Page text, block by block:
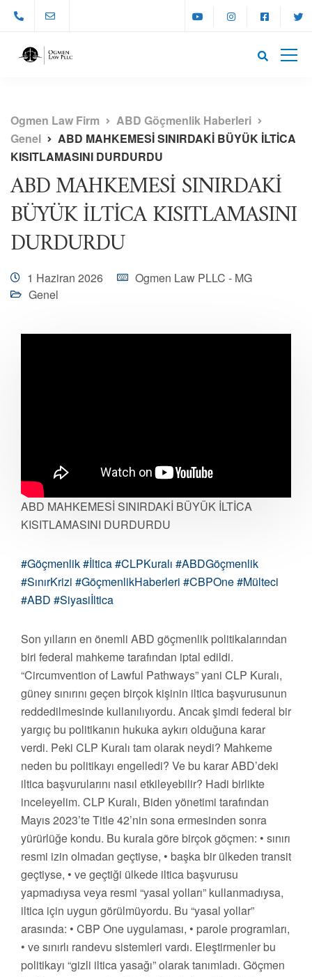
Ogmen Law Firm
ABD Göçmenlik Haberleri
Genel
ABD MAHKEMESİ SINIRDAKİ BÜYÜK İLTİCA
KISITLAMASINI DURDURDU
ABD MAHKEMESİ SINIRDAKİ
BÜYÜK İLTİCA KISITLAMASINI
DURDURDU
1 Haziran 2026
Ogmen Law PLLC - MG
Genel
ABD MAHKEMESİ SINIRDAKİ BÜYÜK İLTİCA
KISITLAMASINI DURDURDU
#Göçmenlik#İltica#CLPKuralı #ABDGöçmenlik
#SınırKrizi #GöçmenlikHaberleri #CBPOne#Mülteci
#ABD #Siyasiİltica
Son yılların en önemli ABD göçmenlik politikalarından
biri federal mahkeme tarafından iptal edildi.
“Circumvention of Lawful Pathways” yani CLP Kuralı,
güney sınırını geçen birçok kişinin iltica başvurusunun
reddedilmesinde kullanılıyordu. Ancak şimdi federal bir
yargıç bu politikanın hukuka aykırı olduğuna karar
verdi. Peki CLP Kuralı tam olarak neydi? Mahkeme
neden bu politikayı engelledi? Ve bu karar ABD’deki
iltica başvurularını nasıl etkileyebilir? Hadi birlikte
inceleyelim. CLP Kuralı, Biden yönetimi tarafından
Mayıs 2023’te Title 42’nin sona ermesinden sonra
yürürlüğe kondu. Bu kurala göre birçok göçmen: • sınırı
resmi izin olmadan geçtiyse, • başka bir ülkeden transit
geçtiyse, • ve geçtiği ülkede iltica başvurusu
yapmadıysa veya resmi “yasal yolları” kullanmadıysa,
iltica için uygun görülmüyordu. Bu “yasal yollar”
arasında: • CBP One uygulaması, • parole programları,
• ve sınırlı randevu sistemleri vardı. Eleştirmenler bu
politikayı “gizli iltica yasağı” olarak tanımladı. Göçmen